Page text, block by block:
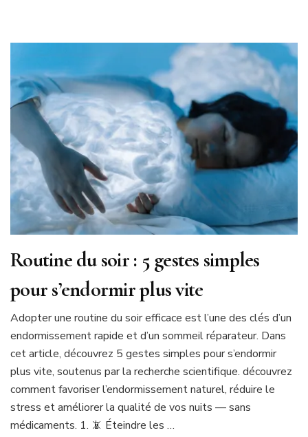
Routine du soir : 5 gestes simples
pour s’endormir plus vite
Adopter une routine du soir efficace est l’une des clés d’un
endormissement rapide et d’un sommeil réparateur. Dans
cet article, découvrez 5 gestes simples pour s’endormir
plus vite, soutenus par la recherche scientifique. découvrez
comment favoriser l’endormissement naturel, réduire le
stress et améliorer la qualité de vos nuits — sans
médicaments. 1. 📵 Éteindre les …